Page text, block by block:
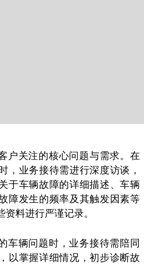
户关注的核心问题与需求。在
，业务接待需进行深度访谈，
于车辆故障的详细描述、车辆
障发生的频率及其触发因素等
料进行严谨记录。
车辆问题时，业务接待需陪同
以掌握详细情况，初步诊断故